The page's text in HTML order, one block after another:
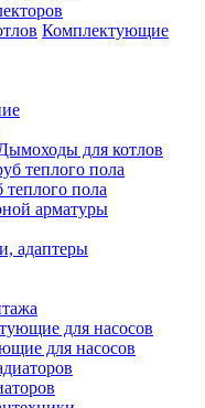
Комплектующие
для котлов
пола
арматуры
адаптеры
для насосов